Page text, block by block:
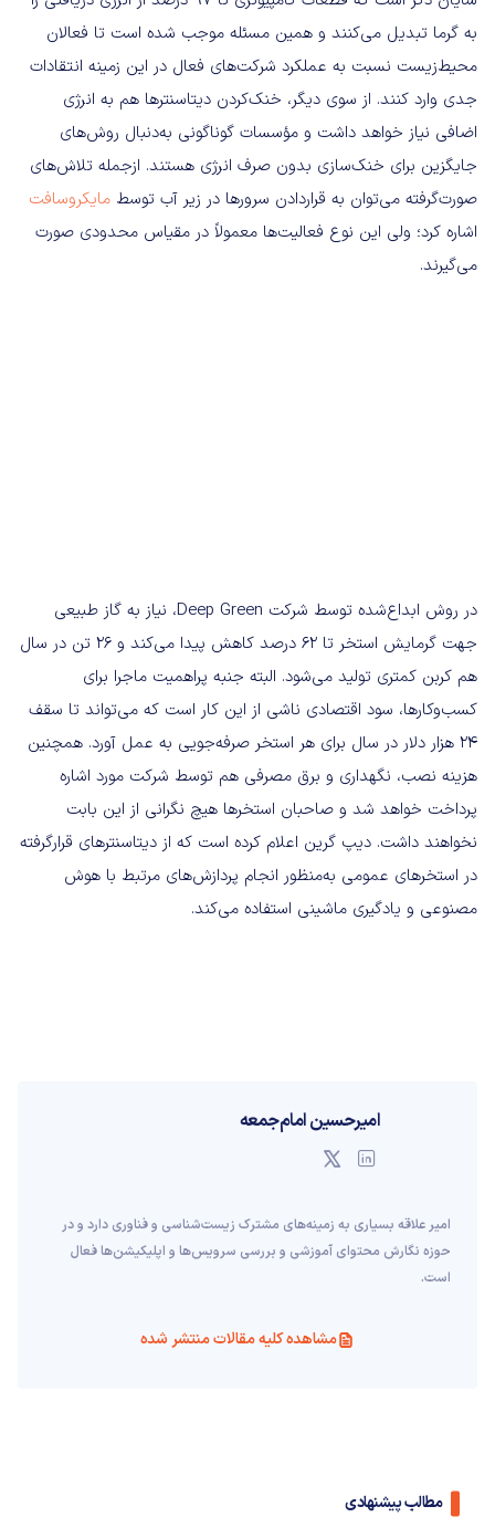
به گرما تبدیل می‌کنند و همین مسئله موجب شده است تا فعالان
محیط‌زیست نسبت به عملکرد شرکت‌های فعال در این زمینه انتقادات
جدی وارد کنند. از سوی دیگر، خنک‌کردن دیتاسنترها هم به انرژی
اضافی نیاز خواهد داشت و مؤسسات گوناگونی به‌دنبال روش‌های
جایگزین برای خنک‌سازی بدون صرف انرژی هستند. ازجمله تلاش‌های
صورت‌گرفته می‌توان به قرار‌دادن سرورها در زیر آب توسط مایکروسافت
اشاره کرد؛ ولی این نوع فعالیت‌ها معمولاً در مقیاس محدودی صورت
می‌گیرند.
در روش ابداع‌شده توسط شرکت Deep Green، نیاز به گاز طبیعی
جهت گرمایش استخر تا ۶۲ درصد کاهش پیدا می‌کند و ۲۶ تن در سال
هم کربن کمتری تولید می‌شود. البته جنبه پراهمیت ماجرا برای
کسب‌وکارها، سود اقتصادی ناشی از این کار است که می‌تواند تا سقف
۲۴ هزار دلار در سال برای هر استخر صرفه‌جویی به عمل آورد. همچنین
هزینه نصب، نگهداری و برق مصرفی هم توسط شرکت مورد اشاره
پرداخت خواهد شد و صاحبان استخرها هیچ نگرانی از این بابت
نخواهند داشت. دیپ گرین اعلام کرده است که از دیتاسنترهای قرار‌گرفته
در استخرهای عمومی به‌منظور انجام پردازش‌های مرتبط با هوش
مصنوعی و یادگیری ماشینی استفاده می‌کند.
امیرحسین امام‌جمعه
امیر علاقه بسیاری به زمینه‌های مشترک زیست‌شناسی و فناوری دارد و در
حوزه نگارش محتوای آموزشی و بررسی سرویس‌ها و اپلیکیشن‌ها فعال
است.
مشاهده کلیه مقالات منتشر شده
مطالب پیشنهادی